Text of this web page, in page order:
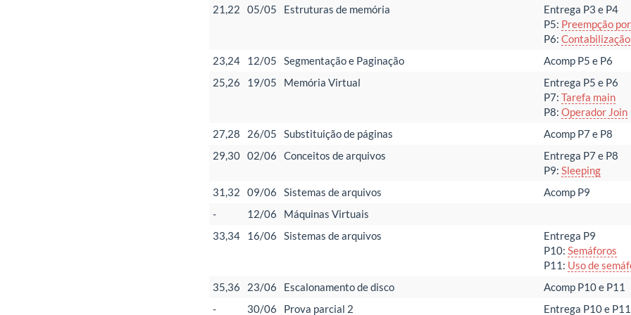
21,22
05/05 Estruturas de memória
Entrega P3 e P4
P5: Preempção
P6: Contabilização
23,24
12/05 Segmentação e Paginação
Acomp P5 e P6
25,26
19/05 Memória Virtual
Entrega P5 e P6
P7: Tarefa main
P8: Operador Join
27,28
26/05 Substituição de páginas
Acomp P7 e P8
29,30 02/06 Conceitos de arquivos
Entrega P7 e P8
P9: Sleeping
31,32
09/06 Sistemas de arquivos
Acomp P9
-
12/06
Máquinas Virtuais
33,34
16/06 Sistemas de arquivos
Entrega P9
P10: Semáforos
P11: Uso de
35,36
23/06 Escalonamento de disco
Acomp P10 e P11
-
30/06 Prova parcial 2 Entrega P10 e P11